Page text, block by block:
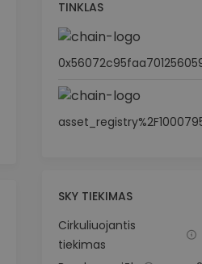
TINKLAS
SKY TIEKIMAS
Cirkuliuojantis
tiekimas